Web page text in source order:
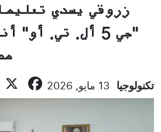
زروقي يسدي
"جي 5 أل. تي.
تكنولوجيا 13 مايو, 2026